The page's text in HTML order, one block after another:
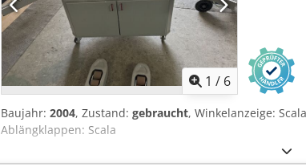
1 / 6
Baujahr: 2004, Zustand: gebraucht, Winkelanzeige:
Ablängklappen: Scala